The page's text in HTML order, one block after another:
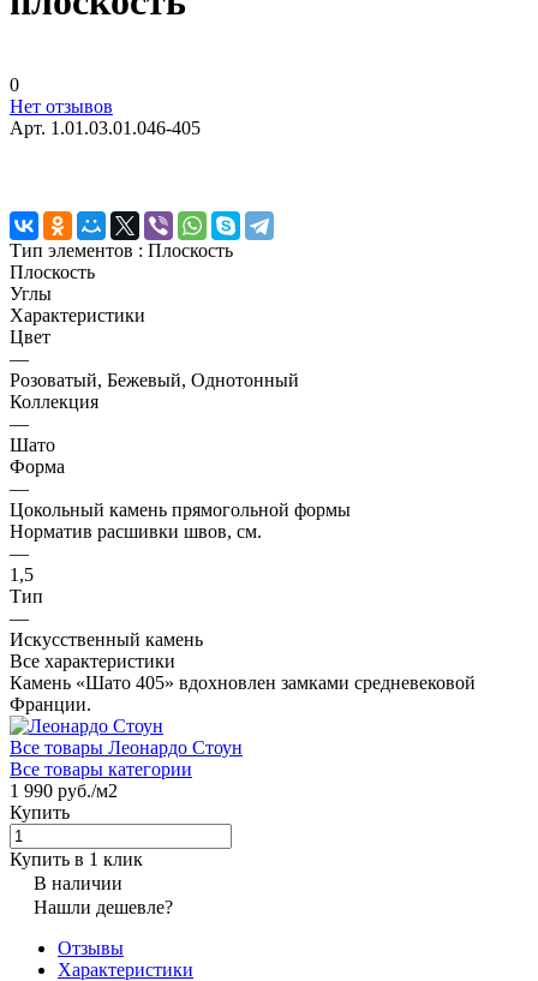
0
Нет отзывов
Арт. 1.01.03.01.046-405
Тип элементов : Плоскость
Плоскость
Углы
Характеристики
Цвет
—
Розоватый, Бежевый, Однотонный
Коллекция
—
Шато
Форма
—
Цокольный камень прямогольной формы
Норматив расшивки швов, см.
—
1,5
Тип
—
Искусственный камень
Все характеристики
Камень «Шато 405» вдохновлен замками средневековой
Франции.
Все товары Леонардо Стоун
Все товары категории
1 990 руб./м2
Купить
Купить в 1 клик
В наличии
Нашли дешевле?
Отзывы
Характеристики